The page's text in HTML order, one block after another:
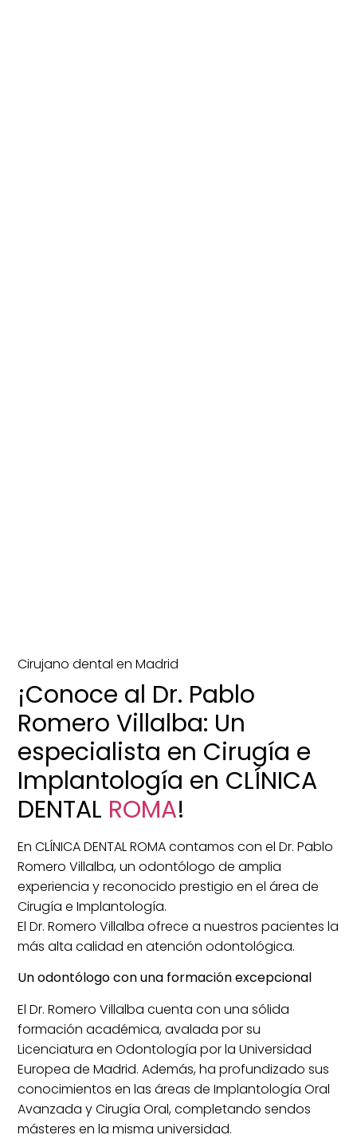
Cirujano dental en Madrid
¡Conoce al Dr. Pablo
Romero Villalba: Un
especialista en Cirugía e
Implantología en CLÍNICA
DENTAL ROMA!
En CLÍNICA DENTAL ROMA contamos con el Dr. Pablo
Romero Villalba, un odontólogo de amplia
experiencia y reconocido prestigio en el área de
Cirugía e Implantología.
El Dr. Romero Villalba ofrece a nuestros pacientes la
más alta calidad en atención odontológica.
Un odontólogo con una formación excepcional
El Dr. Romero Villalba cuenta con una sólida
formación académica, avalada por su
Licenciatura en Odontología por la Universidad
Europea de Madrid. Además, ha profundizado sus
conocimientos en las áreas de Implantología Oral
Avanzada y Cirugía Oral, completando sendos
másteres en la misma universidad.